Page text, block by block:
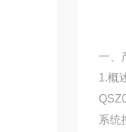
一、
1.概
系统